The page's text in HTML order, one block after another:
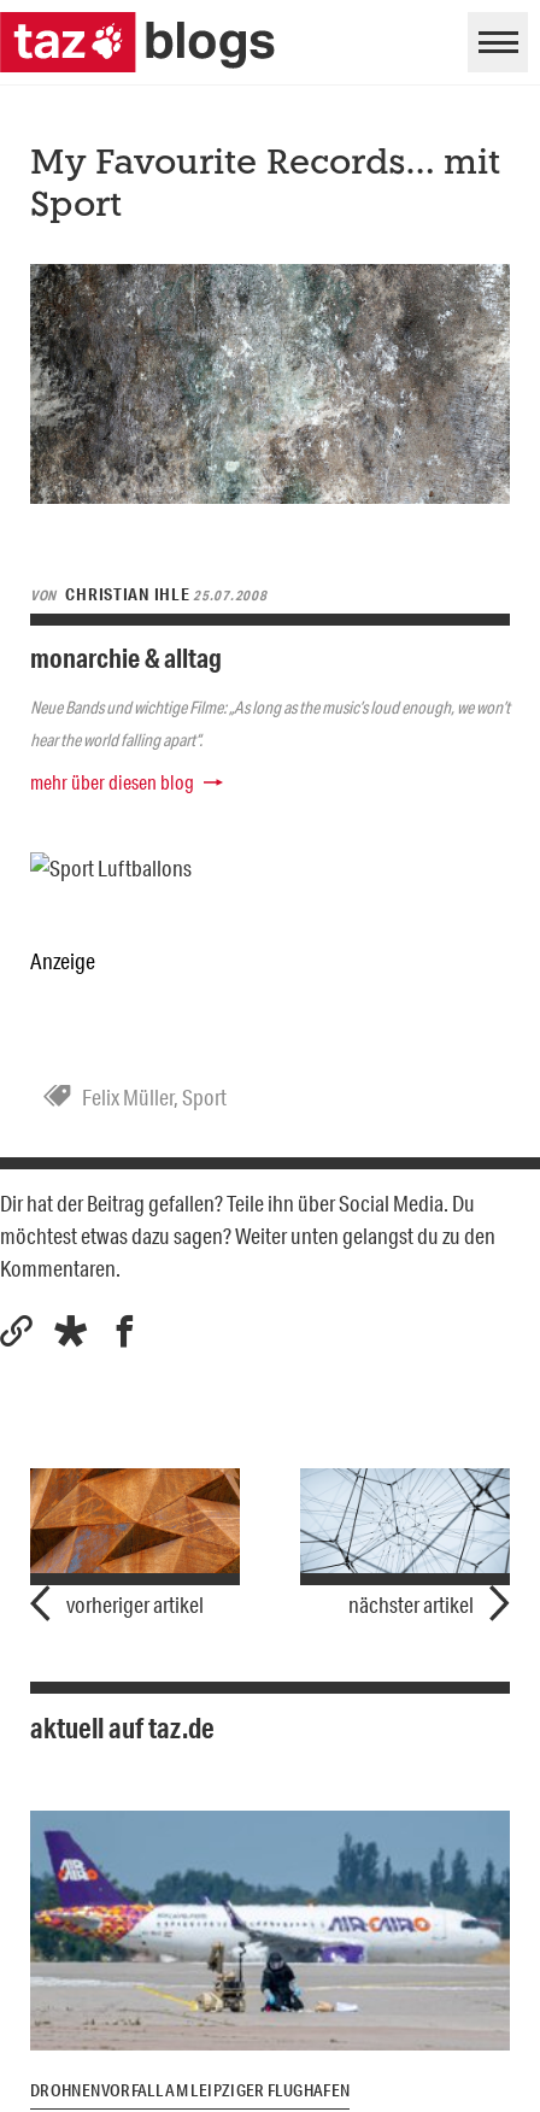
My Favourite Records… mit
Sport
VON CHRISTIAN IHLE25.07.2008
monarchie & alltag
Neue Bands und wichtige Filme: „As long as the music’s loud enough, we won’t
hear the world falling apart“.
mehr über diesen blog
Anzeige
Felix Müller,Sport
Dir hat der Beitrag gefallen? Teile ihn über Social Media. Du
möchtest etwas dazu sagen? Weiter unten gelangst du zu den
Kommentaren.
vorheriger artikel nächster artikel
aktuell auf taz.de
DROHNENVORFALL AM LEIPZIGER FLUGHAFEN